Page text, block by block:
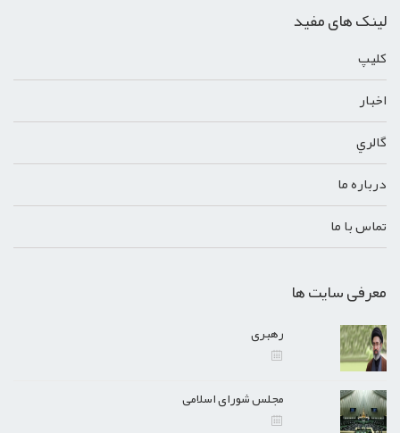
لینک های مفید
کليپ
اخبار
گالري
درباره ما
تماس با ما
معرفی سایت ها
رهبری
مجلس شورای اسلامی